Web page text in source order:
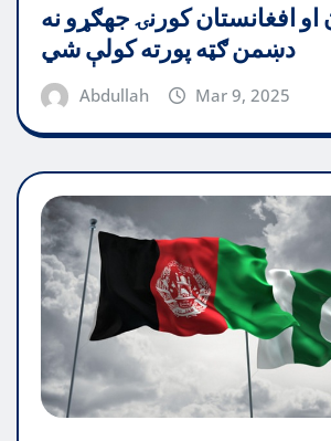
او افغانستان کورنۍ جهګړو نه
دښمن ګټه پورته کولې شي
Abdullah Mar 9, 2025